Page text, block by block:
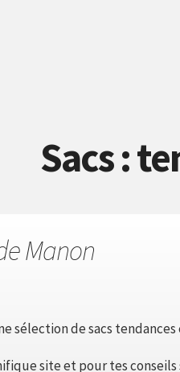
Sacs :
Manon
sélection de sacs tendances
site et pour tes conseils